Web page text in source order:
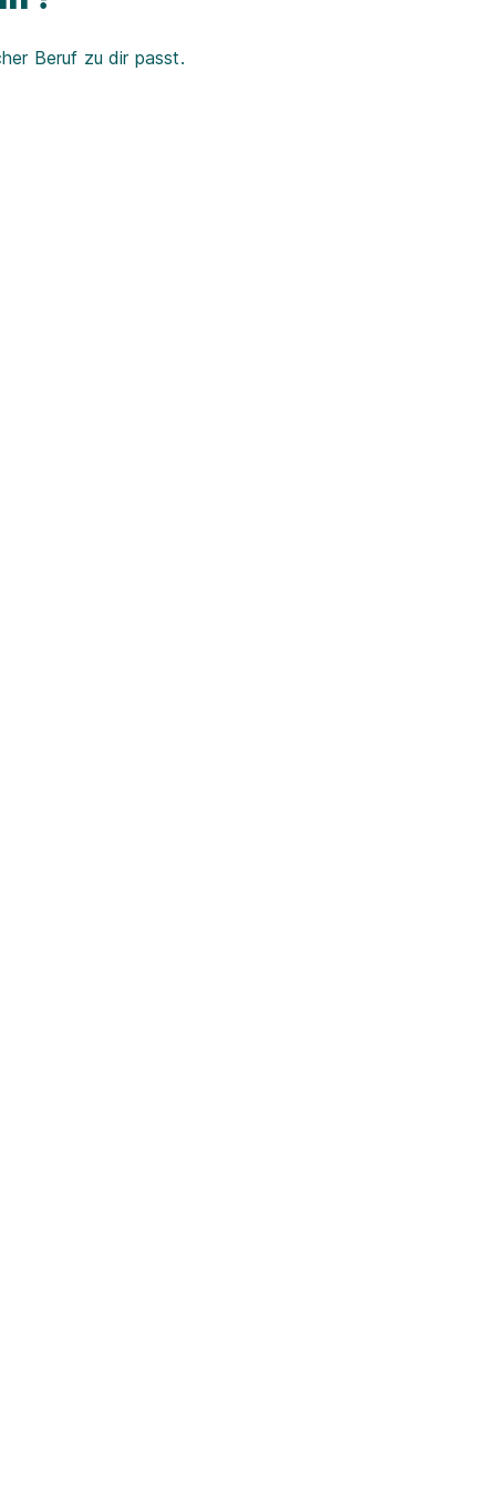
Beruf zu dir passt.